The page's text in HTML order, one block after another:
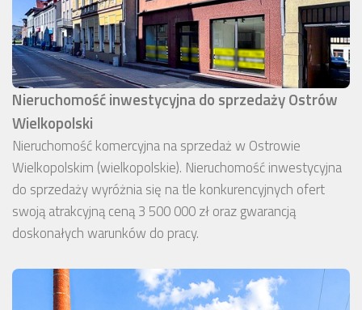
Nieruchomość inwestycyjna do sprzedaży Ostrów
Wielkopolski
Nieruchomość komercyjna na sprzedaż w Ostrowie
Wielkopolskim (wielkopolskie). Nieruchomość inwestycyjna
do sprzedaży wyróżnia się na tle konkurencyjnych ofert
swoją atrakcyjną ceną 3 500 000 zł oraz gwarancją
doskonałych warunków do pracy.